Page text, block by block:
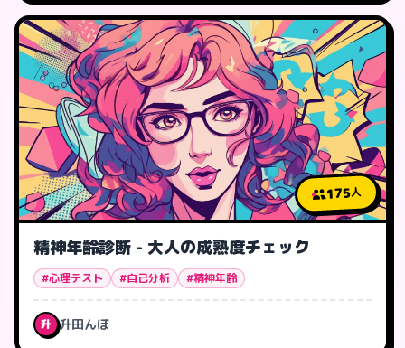
175人
精神年齢診断 - 大人の成熟度チェック
#心理テスト #自己分析 #精神年齢
升 升田んぼ